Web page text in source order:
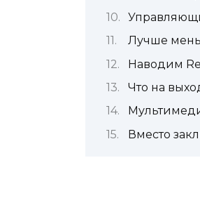
Лучше
Наводим
Что на
Вместо